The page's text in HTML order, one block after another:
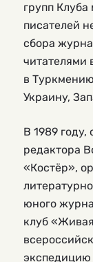
групп
писателей
сбора
читателями
в
Украину,
В 1989 году,
редактора
«Костёр»,
юного
клуб